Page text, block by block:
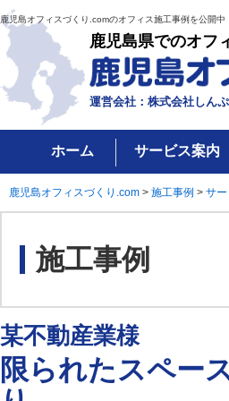
鹿児島オフィスづくり.comのオフィス施工事例を公開中
鹿児島県でのオフ
運営会社：株式会社しん
ホーム サービス案内
鹿児島オフィスづくり.com > 施工事例 > サ
施工事例
某不動産業様
限られたスペー